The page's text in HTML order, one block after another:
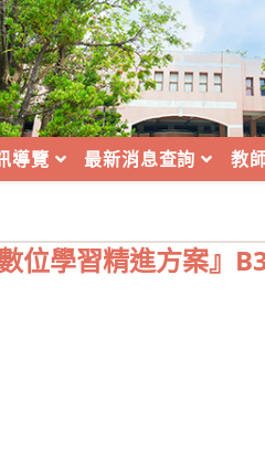
導覽 最新消息查詢 教
位學習精進方案』